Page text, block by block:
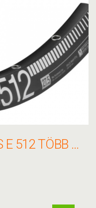
DT SWISS ABRONCS E 512 TÖBB MÉRET